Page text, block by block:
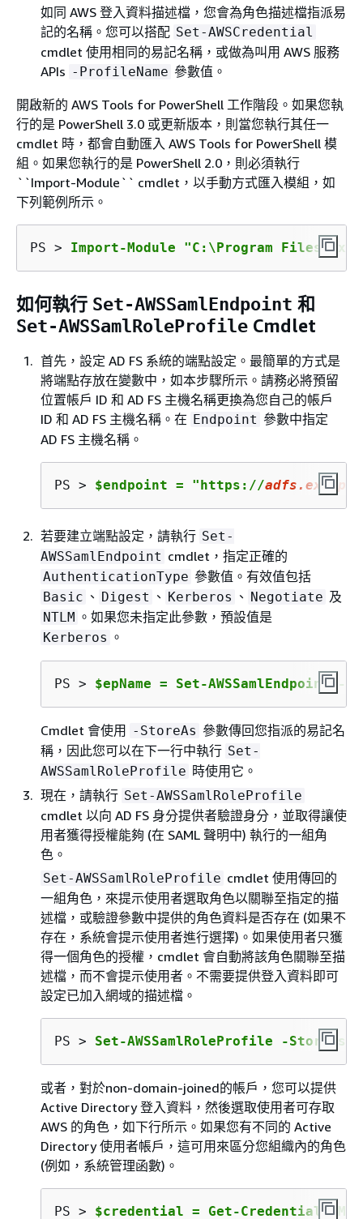
如同 AWS 登入資料描述檔，您會為角色描述檔指派易
記的名稱。您可以搭配 Set-AWSCredential
cmdlet 使用相同的易記名稱，或做為叫用 AWS 服務
APIs -ProfileName 參數值。
開啟新的 AWS Tools for PowerShell 工作階段。如果您執
行的是 PowerShell 3.0 或更新版本，則當您執行其任一
cmdlet 時，都會自動匯入 AWS Tools for PowerShell 模
組。如果您執行的是 PowerShell 2.0，則必須執行
``Import-Module`` cmdlet，以手動方式匯入模組，如
下列範例所示。
PS > Import-Module "C:\Program Files
如何執行 Set-AWSSamlEndpoint 和
Set-AWSSamlRoleProfile Cmdlet
首先，設定 AD FS 系統的端點設定。最簡單的方式是
將端點存放在變數中，如本步驟所示。請務必將預留
位置帳戶 ID 和 AD FS 主機名稱更換為您自己的帳戶
ID 和 AD FS 主機名稱。在 Endpoint 參數中指定
AD FS 主機名稱。
PS > $endpoint = "https://
若要建立端點設定，請執行 Set-
AWSSamlEndpoint cmdlet，指定正確的
AuthenticationType 參數值。有效值包括
Basic 、 Digest 、 Kerberos 、 Negotiate 及
NTLM 。如果您未指定此參數，預設值是
Kerberos 。
PS > $epName = Set-AWSSamlEndpoint
Cmdlet 會使用 -StoreAs 參數傳回您指派的易記名
稱，因此您可以在下一行中執行 Set-
AWSSamlRoleProfile 時使用它。
現在，請執行 Set-AWSSamlRoleProfile
cmdlet 以向 AD FS 身分提供者驗證身分，並取得讓使
用者獲得授權能夠 (在 SAML 聲明中) 執行的一組角
色。
Set-AWSSamlRoleProfile cmdlet 使用傳回的
一組角色，來提示使用者選取角色以關聯至指定的描
述檔，或驗證參數中提供的角色資料是否存在 (如果不
存在，系統會提示使用者進行選擇)。如果使用者只獲
得一個角色的授權，cmdlet 會自動將該角色關聯至描
述檔，而不會提示使用者。不需要提供登入資料即可
設定已加入網域的描述檔。
PS > Set-AWSSamlRoleProfile -StoreAs
或者，對於non-domain-joined的帳戶，您可以提供
Active Directory 登入資料，然後選取使用者可存取
AWS 的角色，如下行所示。如果您有不同的 Active
Directory 使用者帳戶，這可用來區分您組織內的角色
(例如，系統管理函數)。
PS > $credential = Get-Credential -